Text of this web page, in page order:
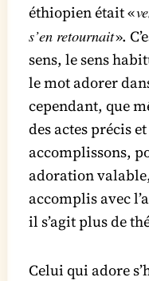
éthiopien était «
s’en retournait».
sens, le sens
le mot adorer
cependant, que
des actes précis
accomplissons,
adoration
accomplis avec
il s’agit plus de
Celui qui adore